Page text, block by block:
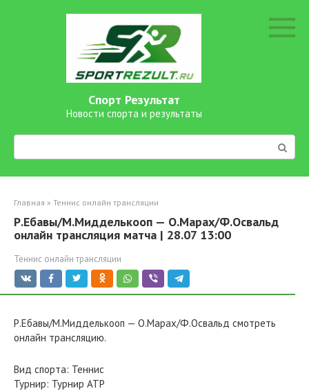
Спорт Результат
Новости спорта и результаты
Поиск:
Главная » Теннис онлайн трансляции
Р.Ебавы/М.Мидделькооп — О.Марах/Ф.Освальд
онлайн трансляция матча | 28.07 13:00
Теннис онлайн трансляции
Р.Ебавы/М.Мидделькооп — О.Марах/Ф.Освальд смотреть
онлайн трансляцию.
Вид спорта: Теннис
Турнир: Турнир ATP